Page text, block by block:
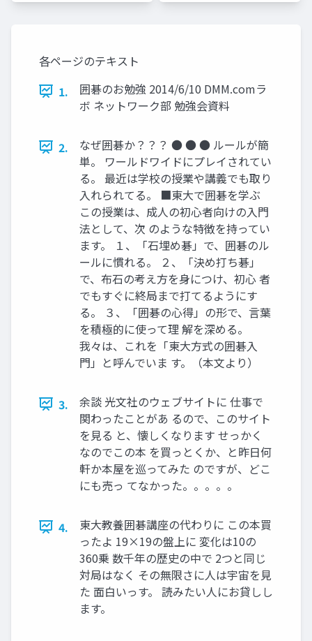
各ページのテキスト
1.
囲碁のお勉強 2014/6/10 DMM.comラ
ボ ネットワーク部 勉強会資料
2.
なぜ囲碁か？？？ ● ● ● ルールが簡
単。 ワールドワイドにプレイされてい
る。 最近は学校の授業や講義でも取り
入れられてる。 ■東大で囲碁を学ぶ
この授業は、成人の初心者向けの入門
法として、次 のような特徴を持ってい
ます。 １、「石埋め碁」で、囲碁のル
ールに慣れる。 ２、「決め打ち碁」
で、布石の考え方を身につけ、初心 者
でもすぐに終局まで打てるようにす
る。 ３、「囲碁の心得」の形で、言葉
を積極的に使って理 解を深める。
我々は、これを「東大方式の囲碁入
門」と呼んでいま す。（本文より）
3.
余談 光文社のウェブサイトに 仕事で
関わったことがあ るので、このサイト
を見る と、懐しくなります せっかく
なのでこの本 を買っとくか、と昨日何
軒か本屋を巡ってみた のですが、どこ
にも売っ てなかった。。。。。
4.
東大教養囲碁講座の代わりに この本買
ったよ 19×19の盤上に 変化は10の
360乗 数千年の歴史の中で 2つと同じ
対局はなく その無限さに人は宇宙を見
た 面白いっす。 読みたい人にお貸しし
ます。